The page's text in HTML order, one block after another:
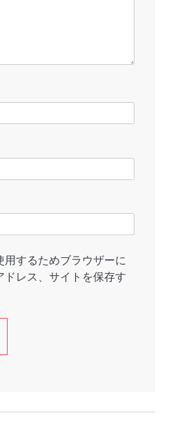
用するためブラウザーに
ドレス、サイトを保存す